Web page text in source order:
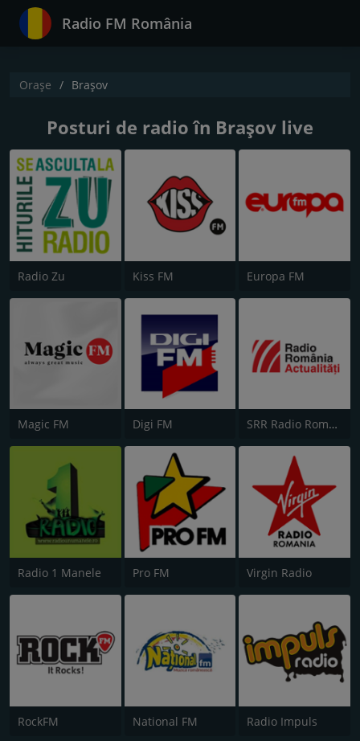
Radio FM România
Orașe Braşov
Posturi de radio în Braşov live
Radio Zu Kiss FM Europa FM
Magic FM Digi FM SRR Radio România Actualităţi
Radio 1 Manele Pro FM Virgin Radio
RockFM National FM Radio Impuls